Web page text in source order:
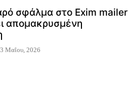
σφάλμα στο Exim mailer
απομακρυσμένη
Μαΐου, 2026